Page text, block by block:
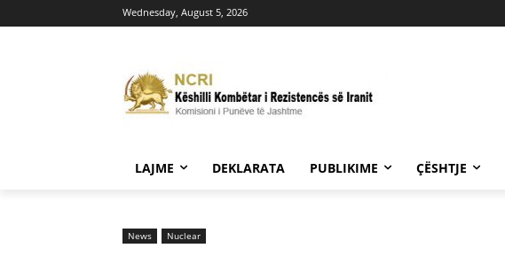
Wednesday, August 5, 2026
LAJME DEKLARATA PUBLIKIME ÇËSHTJE
News Nuclear